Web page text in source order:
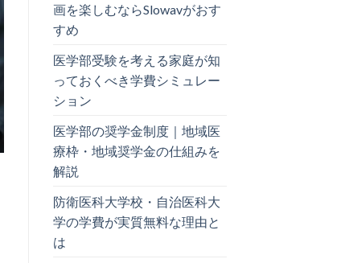
画を楽しむならSlowavがおす
すめ
医学部受験を考える家庭が知
っておくべき学費シミュレー
ション
医学部の奨学金制度｜地域医
療枠・地域奨学金の仕組みを
解説
防衛医科大学校・自治医科大
学の学費が実質無料な理由と
は